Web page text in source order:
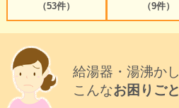
（53件）
（9件）
給湯器・湯沸か
こんなお困りごと